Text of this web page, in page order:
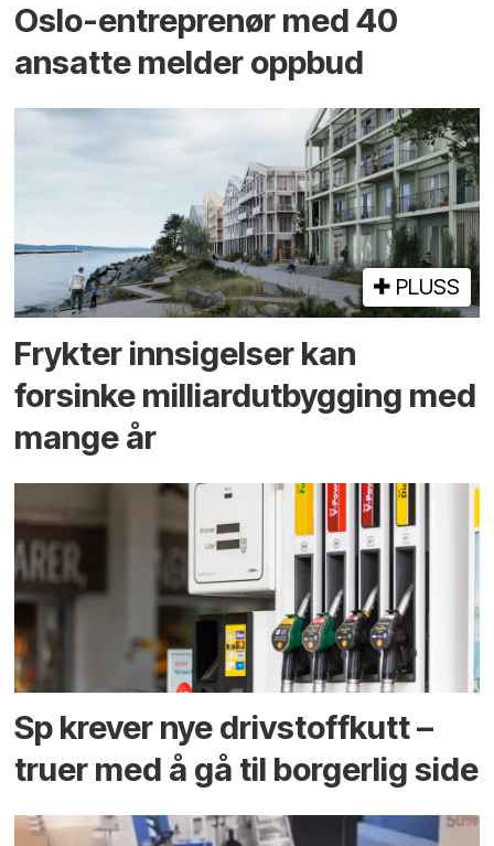
Oslo-entreprenør med 40
ansatte melder oppbud
PLUSS
Frykter innsigelser kan
forsinke milliard­utbygging med
mange år
Sp krever nye drivstoffkutt –
truer med å gå til borgerlig side